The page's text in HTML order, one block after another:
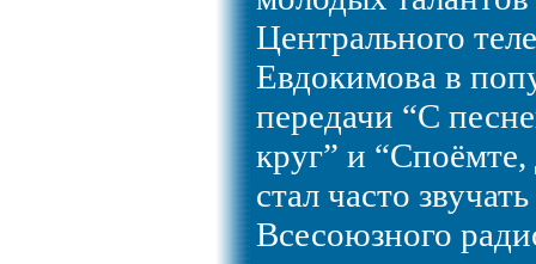
Центрального
Евдокимова в
передачи “С
круг” и “Споёмте,
стал часто
Всесоюзного